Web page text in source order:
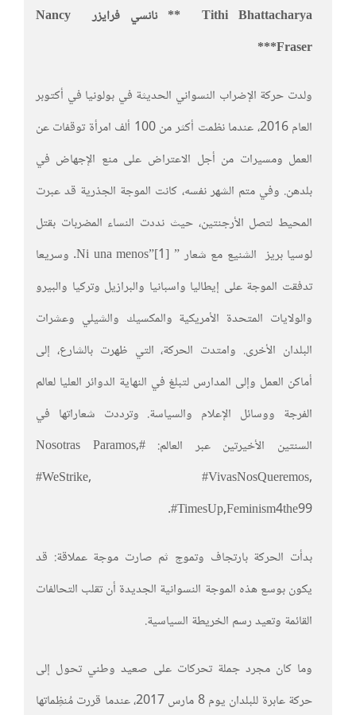
Tithi Bhattacharya **
نانسي فرايزر Nancy
Fraser***
ولدت حركة الإضراب النسواني الحديثة في بولونيا في أكتوبر
العام 2016، عندما نظمت أكثر من 100 ألف امرأة توقفات عن
العمل ومسيرات من أجل الاعتراض على منع الإجهاض في
بلدهن. وفي متم الشهر نفسه، كانت الموجة الجذرية قد عبرت
المحيط لتصل الأرجنتين، حيث نددت النساء المضربات بقتل
لوسيا بريز الشنيع مع شعار ” Ni una menos”[1]. وسريعا
تدفقت الموجة على إيطاليا واسبانيا والبرازيل وتركيا والبيرو
والولايات المتحدة الأمريكية والمكسيك والشيلي وعشرات
البلدان الأخرى. وامتدت الحركة، التي ظهرت بالشارع، إلى
أماكن العمل وإلى المدارس لتبلغ في النهاية الدوائر العليا لعالم
الفرجة ووسائل الإعلام والسياسة. وترددت شعاراتها في
السنتين الأخيرتين عبر العالم: #Nosotras Paramos,
#WeStrike, #VivasNosQueremos,
#TimesUp,Feminism4the99.
بدأت الحركة بارتجاف وتموج ثم صارت موجة عملاقة: قد
يكون بوسع هذه الموجة النسوانية الجديدة أن تقلب التحالفات
القائمة وتعيد رسم الخريطة السياسية.
وما كان مجرد جملة تحركات على صعيد وطني تحول إلى
حركة عابرة للبلدان يوم 8 مارس 2017، عندما قررت مُنظِماتها